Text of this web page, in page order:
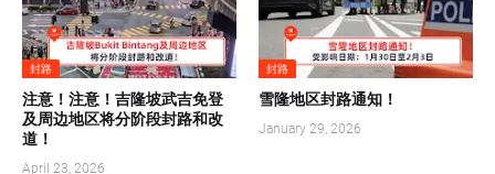
封路
注意！注意！吉隆坡武吉免登
及周边地区将分阶段封路和改
道！
April 23, 2026
封路
雪隆地区封路通知！
January 29, 2026